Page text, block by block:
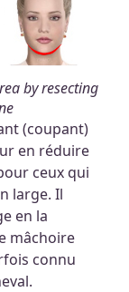
by resecting
(coupant)
en réduire
ceux qui
large. Il
en la
mâchoire
connu